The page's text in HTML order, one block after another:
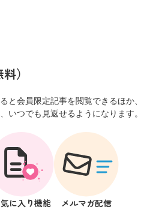
）
と会員限定記事を閲覧できるほか、
いつでも見返せるようになります。
に入り機能 メルマガ配信